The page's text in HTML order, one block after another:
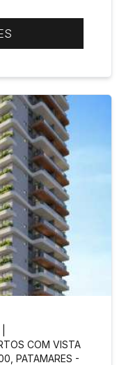
COM VISTA
PATAMARES -